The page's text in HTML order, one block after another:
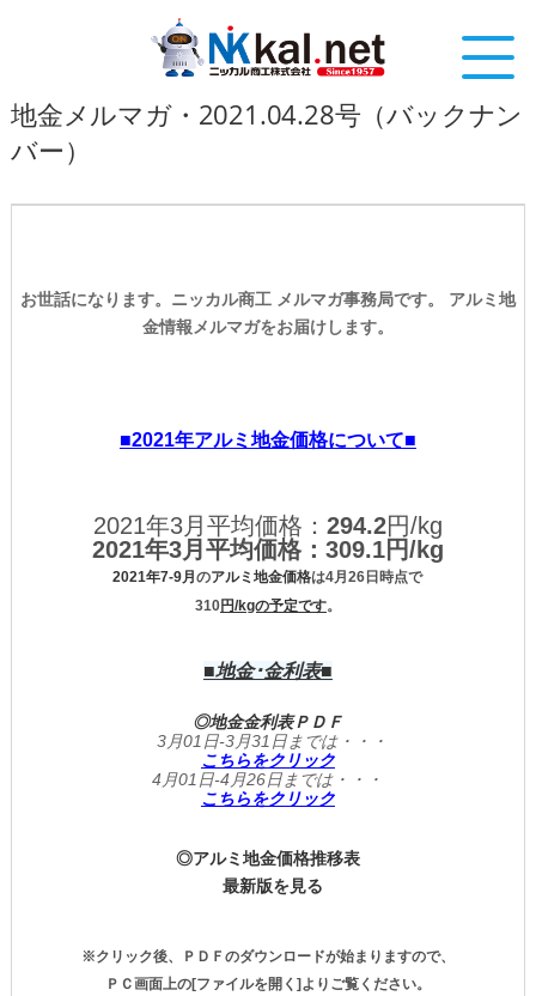
地金メルマガ・2021.04.28号（バックナン
バー）
お世話になります。ニッカル商工 メルマガ事務局です。
アルミ地
金情報メルマガをお届けします。
■2021年アルミ地金価格について■
2021年3月平均価格： 294.2円/kg
2021年3月平均価格： 309.1円/kg
2021年7-9月のアルミ地金価格は4月26日時点で
310円/kgの予定です。
■地金･金利表■
◎地金金利表ＰＤＦ
3月01日-3月31日までは・・・
こちらをクリック
4月01日-4月26日までは・・・
こちらをクリック
◎アルミ地金価格推移表
最新版を見る
※クリック後、ＰＤＦのダウンロードが始まりますので、
ＰＣ画面上の[ファイルを開く]よりご覧ください。